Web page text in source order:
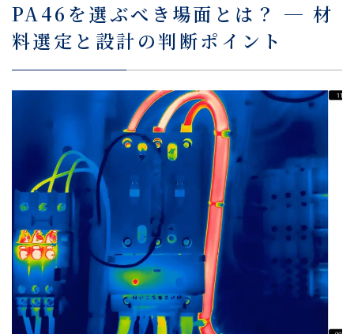
PA46を選ぶべき場面とは？ ─ 材
料選定と設計の判断ポイント